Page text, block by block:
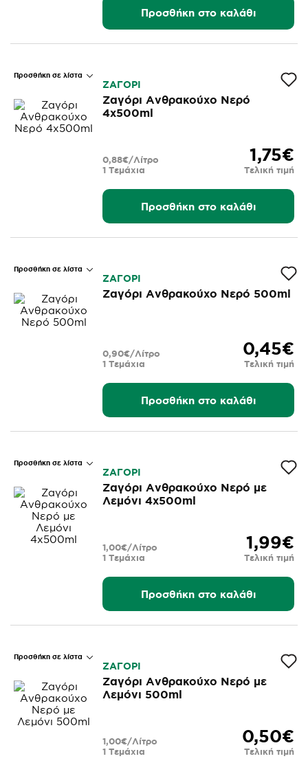
Προσθήκη στο καλάθι
Προσθήκη σε λίστα
ΖΑΓΟΡΙ
Ζαγόρι Ανθρακούχο Νερό
4x500ml
1,75€
Τελική τιμή
1 Τεμάχια
0,88€/Λίτρο
Προσθήκη στο καλάθι
Προσθήκη σε λίστα
ΖΑΓΟΡΙ
Ζαγόρι Ανθρακούχο Νερό 500ml
0,45€
Τελική τιμή
1 Τεμάχια
0,90€/Λίτρο
Προσθήκη στο καλάθι
Προσθήκη σε λίστα
ΖΑΓΟΡΙ
Ζαγόρι Ανθρακούχο Νερό με
Λεμόνι 4x500ml
1,99€
Τελική τιμή
1 Τεμάχια
1,00€/Λίτρο
Προσθήκη στο καλάθι
Προσθήκη σε λίστα
ΖΑΓΟΡΙ
Ζαγόρι Ανθρακούχο Νερό με
Λεμόνι 500ml
0,50€
Τελική τιμή
1 Τεμάχια
1,00€/Λίτρο